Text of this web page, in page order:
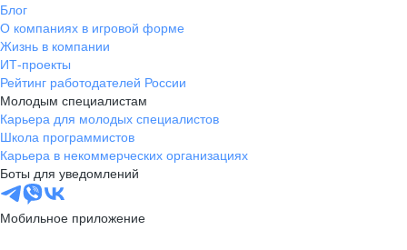
Блог
О компаниях в игровой форме
Жизнь в компании
ИТ-проекты
Рейтинг работодателей России
Молодым специалистам
Карьера для молодых специалистов
Школа программистов
Карьера в некоммерческих организациях
Боты для уведомлений
Мобильное приложение